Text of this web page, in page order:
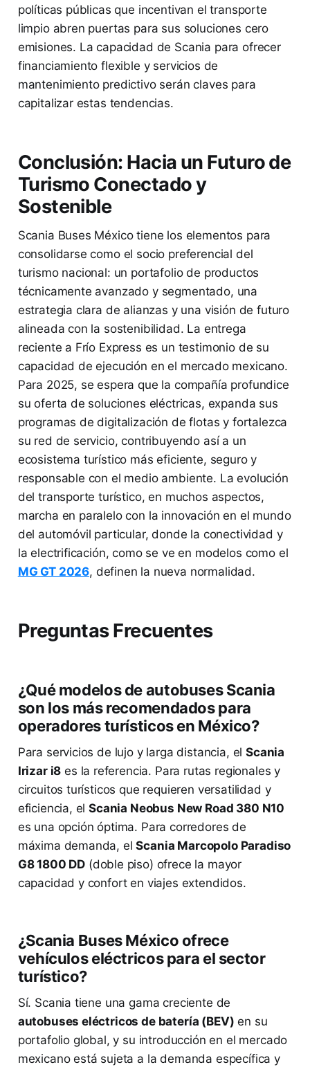
políticas públicas que incentivan el transporte
limpio abren puertas para sus soluciones cero
emisiones. La capacidad de Scania para ofrecer
financiamiento flexible y servicios de
mantenimiento predictivo serán claves para
capitalizar estas tendencias.
Conclusión: Hacia un Futuro de
Turismo Conectado y
Sostenible
Scania Buses México tiene los elementos para
consolidarse como el socio preferencial del
turismo nacional: un portafolio de productos
técnicamente avanzado y segmentado, una
estrategia clara de alianzas y una visión de futuro
alineada con la sostenibilidad. La entrega
reciente a Frío Express es un testimonio de su
capacidad de ejecución en el mercado mexicano.
Para 2025, se espera que la compañía profundice
su oferta de soluciones eléctricas, expanda sus
programas de digitalización de flotas y fortalezca
su red de servicio, contribuyendo así a un
ecosistema turístico más eficiente, seguro y
responsable con el medio ambiente. La evolución
del transporte turístico, en muchos aspectos,
marcha en paralelo con la innovación en el mundo
del automóvil particular, donde la conectividad y
la electrificación, como se ve en modelos como el
MG GT 2026, definen la nueva normalidad.
Preguntas Frecuentes
¿Qué modelos de autobuses Scania
son los más recomendados para
operadores turísticos en México?
Para servicios de lujo y larga distancia, elScania
Irizar i8 es la referencia. Para rutas regionales y
circuitos turísticos que requieren versatilidad y
eficiencia, elScania Neobus New Road 380 N10
es una opción óptima. Para corredores de
máxima demanda, elScania Marcopolo Paradiso
G8 1800 DD (doble piso) ofrece la mayor
capacidad y confort en viajes extendidos.
¿Scania Buses México ofrece
vehículos eléctricos para el sector
turístico?
Sí. Scania tiene una gama creciente de
autobuses eléctricos de batería (BEV) en su
portafolio global, y su introducción en el mercado
mexicano está sujeta a la demanda específica y